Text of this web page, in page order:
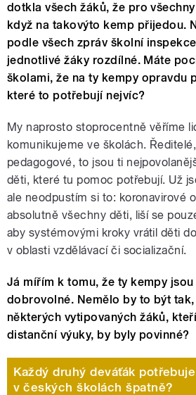
dotkla všech žáků, že pro
když na takovýto kemp přijedou.
podle všech zpráv školní
jednotlivé žáky rozdílné. Máte
školami, že na ty kempy opravdu
které to potřebují nejvíc?
My naprosto stoprocentně věříme
komunikujeme ve školách.
pedagogové, to jsou ti
děti, které tu pomoc potřebují. Už
ale neodpustím si to: koronavirové
absolutně všechny děti, liší se
aby systémovými kroky vrátil děti
v oblasti vzdělávací či socializační.
Já mířím k tomu, že ty kempy
dobrovolné. Nemělo by to být
některých vytipovaných žáků,
distanční výuky, by byly povinné?
Každý druhý deváťák
v českých školách špatně?